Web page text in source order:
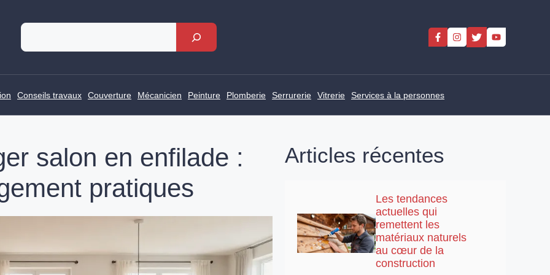
Rechercher
Conseils travaux Couverture Mécanicien Peinture Plomberie Serrurerie Vitrerie Services à la personnes
salon en enfilade :
pratiques
Articles récentes
Les tendances
actuelles qui
remettent les
matériaux naturels
au cœur de la
construction